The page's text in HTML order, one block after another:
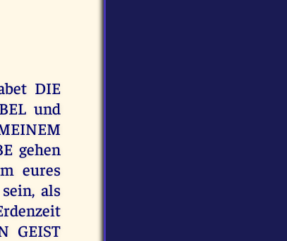
DIE
und
gehen
eures
als
GEIST